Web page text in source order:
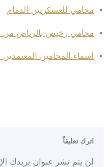
محامي للعسكريين الدمام
محامي رخيص بالرياض من
اسماء المحامين
اترك تعليقاً
لن يتم نشر عنوان بريدك